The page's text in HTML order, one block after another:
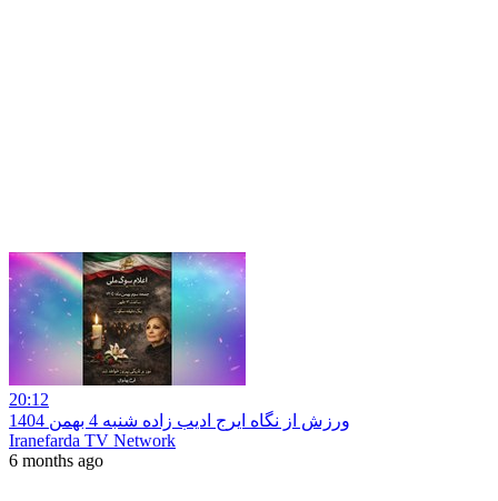
20:12
ورزش از نگاه ایرج ادیب زاده شنبه 4 بهمن 1404
Iranefarda TV Network
6 months ago